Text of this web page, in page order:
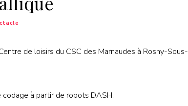
de loisirs du CSC des Marnaudes à Rosny-Sous-
à partir de robots DASH.